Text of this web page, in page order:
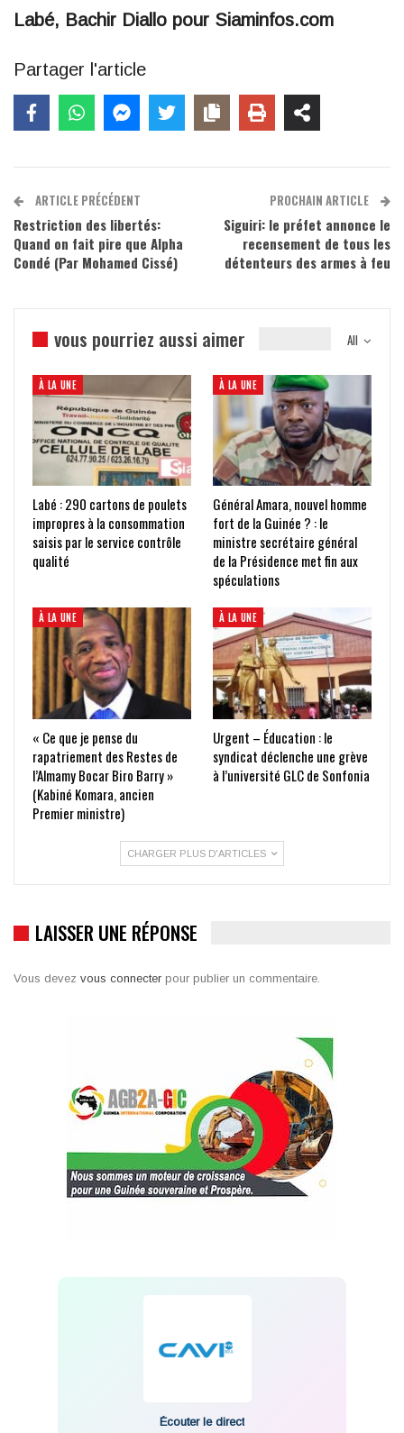
Labé, Bachir Diallo pour Siaminfos.com
Partager l'article
ARTICLE PRÉCÉDENT
Restriction des libertés:
Quand on fait pire que Alpha
Condé (Par Mohamed Cissé)
PROCHAIN ARTICLE
Siguiri: le préfet annonce le
recensement de tous les
détenteurs des armes à feu
All
vous pourriez aussi aimer
À LA UNE
Labé : 290 cartons de poulets
impropres à la consommation
saisis par le service contrôle
qualité
À LA UNE
Général Amara, nouvel homme
fort de la Guinée ? : le
ministre secrétaire général
de la Présidence met fin aux
spéculations
À LA UNE
« Ce que je pense du
rapatriement des Restes de
l’Almamy Bocar Biro Barry »
(Kabiné Komara, ancien
Premier ministre)
À LA UNE
Urgent – Éducation : le
syndicat déclenche une grève
à l’université GLC de Sonfonia
CHARGER PLUS D'ARTICLES
LAISSER UNE RÉPONSE
Vous devez vous connecter pour publier un commentaire.
Écouter le direct